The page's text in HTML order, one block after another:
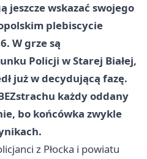
jeszcze wskazać swojego
plebiscycie
W grze są
Policji w Starej Białej,
już w decydującą fazę.
każdy oddany
bo końcówka zwykle
z Płocka i powiatu